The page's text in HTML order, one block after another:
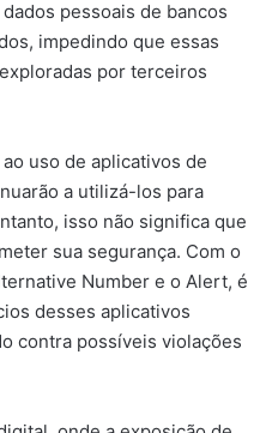
pessoais de bancos
impedindo que essas
por terceiros
uso de aplicativos de
a utilizá-los para
isso não significa que
sua segurança. Com o
Number e o Alert, é
desses aplicativos
contra possíveis violações